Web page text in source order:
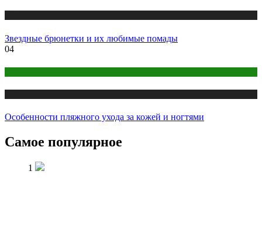
Звездные брюнетки и их любимые помады
04
Особенности пляжного ухода за кожей и ногтями
Самое популярное
1